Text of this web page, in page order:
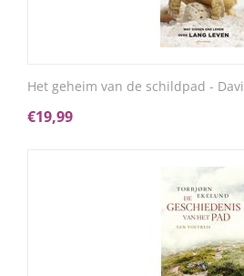
Het geheim van de schildpad -
€19,99